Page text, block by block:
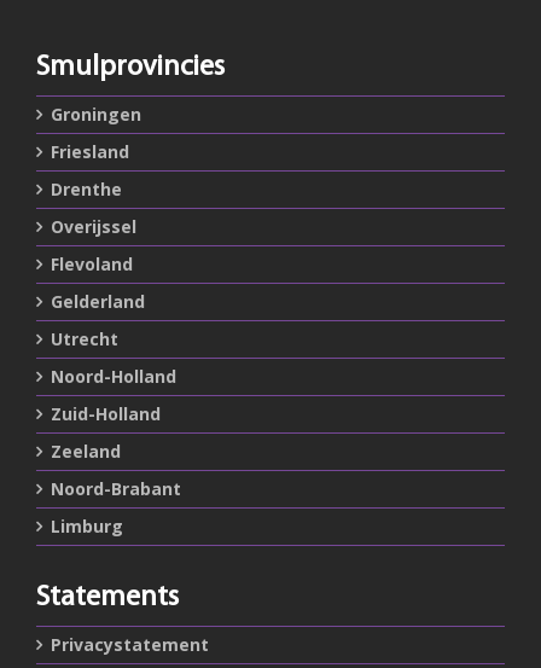
Smulprovincies
Groningen
Friesland
Drenthe
Overijssel
Flevoland
Gelderland
Utrecht
Noord-Holland
Zuid-Holland
Zeeland
Noord-Brabant
Limburg
Statements
Privacystatement